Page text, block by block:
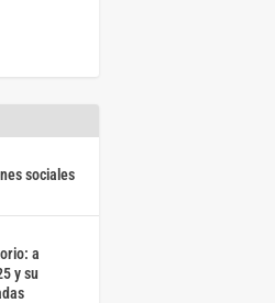
sociales
a
y su